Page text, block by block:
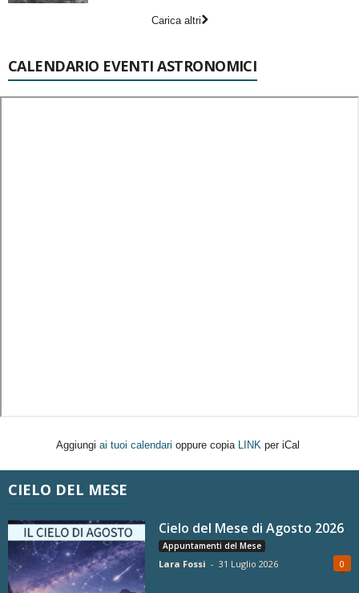
Carica altri
CALENDARIO EVENTI ASTRONOMICI
Aggiungi ai tuoi calendari oppure copia LINK per iCal
CIELO DEL MESE
Cielo del Mese di Agosto 2026
Appuntamenti del Mese
Lara Fossi - 31 Luglio 2026 0